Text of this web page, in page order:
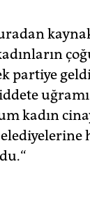
partiye
kadın